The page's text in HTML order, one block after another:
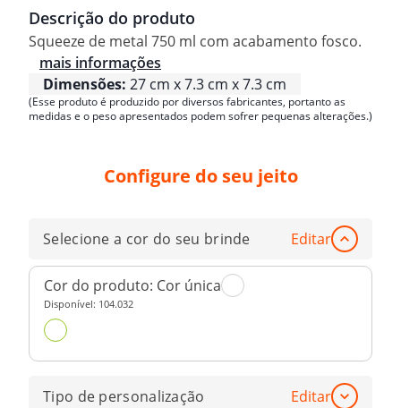
Descrição do produto
Squeeze de metal 750 ml com acabamento fosco.
mais informações
Dimensões: 27 cm x 7.3 cm x 7.3 cm
(Esse produto é produzido por diversos fabricantes, portanto as
medidas e o peso apresentados podem sofrer pequenas alterações.)
Configure do seu jeito
Selecione a cor do seu brinde Editar
Cor do produto: Cor única
Disponível: 104.032
Tipo de personalização Editar